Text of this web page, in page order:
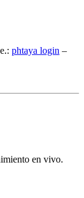
phtaya login –
en vivo.